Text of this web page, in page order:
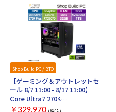
Shop Build PC / BTO
【ゲーミング＆アウトレットセ
ール 8/7 11:00 - 8/17 11:00】
Core Ultra7 270K
Plus/RTX5070 /RAM:32GB
￥329,970